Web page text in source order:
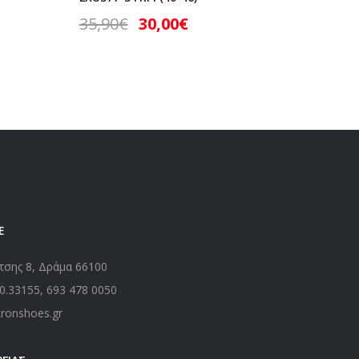
35,90€ 30,00€
8, Δράμα 66100
, 693 478 0050